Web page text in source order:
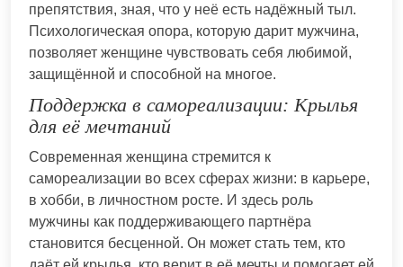
препятствия, зная, что у неё есть надёжный тыл.
Психологическая опора, которую дарит мужчина,
позволяет женщине чувствовать себя любимой,
защищённой и способной на многое.
Поддержка в самореализации: Крылья
для её мечтаний
Современная женщина стремится к
самореализации во всех сферах жизни: в карьере,
в хобби, в личностном росте. И здесь роль
мужчины как поддерживающего партнёра
становится бесценной. Он может стать тем, кто